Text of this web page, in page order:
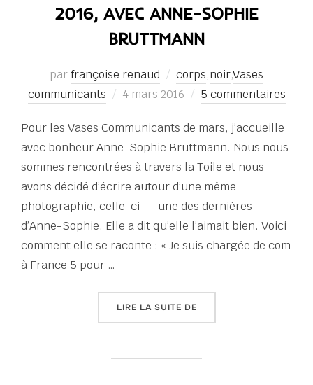
2016, AVEC ANNE-SOPHIE
BRUTTMANN
parfrançoise renaud corps,noir,Vases
communicants
Publié
4 mars 2016 5 commentaires
Pour les Vases Communicants de mars, j’accueille
avec bonheur Anne-Sophie Bruttmann. Nous nous
sommes rencontrées à travers la Toile et nous
avons décidé d’écrire autour d’une même
photographie, celle-ci — une des dernières
d’Anne-Sophie. Elle a dit qu’elle l’aimait bien. Voici
comment elle se raconte : « Je suis chargée de com
à France 5 pour …
LIRE LA SUITE DE« VASES